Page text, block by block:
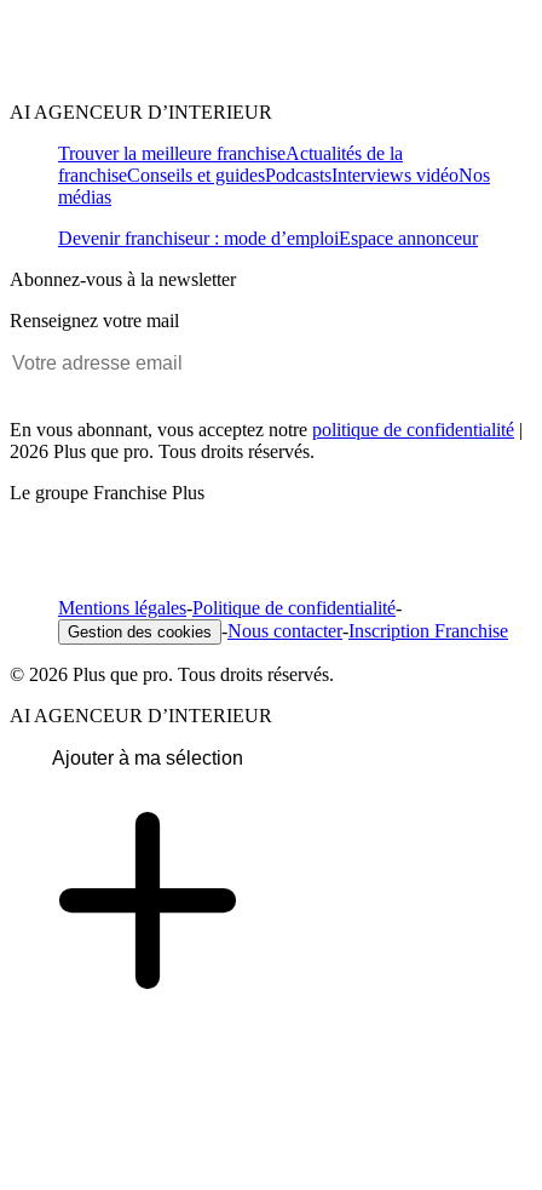
AI AGENCEUR D’INTERIEUR
Trouver la meilleure franchiseActualités de la
franchiseConseils et guidesPodcastsInterviews vidéoNos
médias
Devenir franchiseur : mode d’emploiEspace annonceur
Abonnez-vous à la newsletter
Renseignez votre mail
En vous abonnant, vous acceptez notre politique de confidentialité
2026 Plus que pro. Tous droits réservés.
Le groupe Franchise Plus
Mentions légales-Politique de confidentialité-
Gestion des cookies -Nous contacter-Inscription Franchise
© 2026 Plus que pro. Tous droits réservés.
AI AGENCEUR D’INTERIEUR
Ajouter à ma sélection